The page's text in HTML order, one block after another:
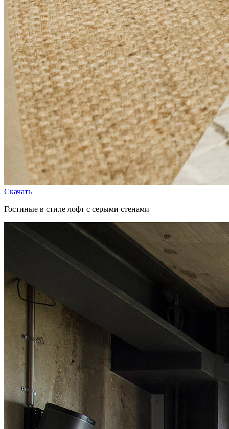
Скачать
Гостиные в стиле лофт с серыми стенами